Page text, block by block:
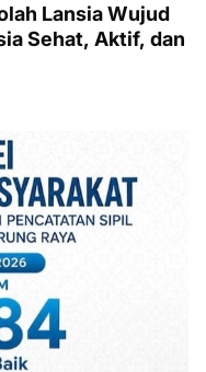
Lansia Wujud
Sehat, Aktif, dan